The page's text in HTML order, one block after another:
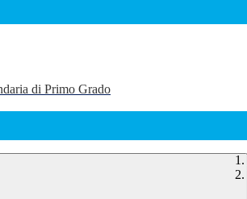
di Primo Grado